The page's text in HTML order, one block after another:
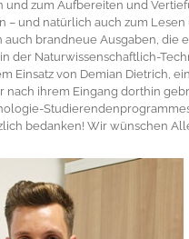
zum Aufbereiten und
– und natürlich auch zum
brandneue Ausgaben, die
der Naturwissenschaftlich-
Einsatz von Demian Dietrich,
ihrem Eingang dorthin
bedanken! Wir wünschen